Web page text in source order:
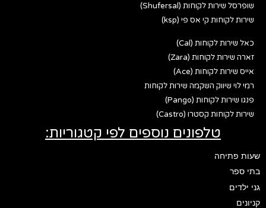
שופרסל שירות לקוחות (Shufersal)
שירות לקוחות קי אס פי (ksp)
כאל שירות לקוחות (Cal)
זארה שירות לקוחות (Zara)
אייס שירות לקוחות (Ace)
רמי לוי שיווק השקמה שירות לקוחות
פנגו שירות לקוחות (Pango)
שירות לקוחות קסטרו (Castro)
טלפונים נוספים לפי קטגוריות:
שעות פתיחה
בתי ספר
גני ילדים
קניונים